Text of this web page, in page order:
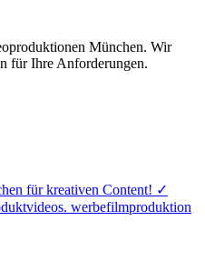
München. Wir
für Ihre Anforderungen.